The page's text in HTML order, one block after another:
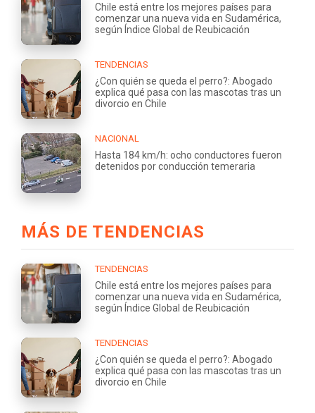
Chile está entre los mejores países para
comenzar una nueva vida en Sudamérica,
según Índice Global de Reubicación
TENDENCIAS
¿Con quién se queda el perro?: Abogado
explica qué pasa con las mascotas tras un
divorcio en Chile
NACIONAL
Hasta 184 km/h: ocho conductores fueron
detenidos por conducción temeraria
MÁS DE TENDENCIAS
TENDENCIAS
Chile está entre los mejores países para
comenzar una nueva vida en Sudamérica,
según Índice Global de Reubicación
TENDENCIAS
¿Con quién se queda el perro?: Abogado
explica qué pasa con las mascotas tras un
divorcio en Chile